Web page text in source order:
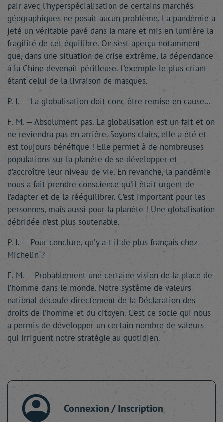
pair avec l’hyperspécialisation de certains marchés
géographiques ne posait aucun problème. La pandémie a
jeté un véritable pavé dans la mare et mis en lumière la
fragilité de cet équilibre. On s’est aperçu notamment
que, dans une situation de crise extrême, la dépendance
à la Chine devenait périlleuse. L’exemple le plus criant
étant celui de la livraison de masques.
P. I. — La globalisation doit donc être remise en cause…
F. M. — Absolument pas. La globalisation est un fait et on
ne reviendra pas en arrière. Soyons clairs, elle a été et
est toujours bénéfique ! Elle permet à de nombreuses
populations sur la planète de se développer et
d’accroître leur niveau de vie. En revanche, la pandémie
nous a fait prendre conscience qu’il était urgent de
l’adapter et de la rééquilibrer. C’est important pour les
personnes, mais aussi pour la planète ! Une globalisation
débridée n’est plus soutenable.
P. I. — Pour conclure, qu’y a-t-il de plus français chez
Michelin ?
F. M. — Probablement une certaine vision de la place de
l’homme dans le monde. Notre système de valeurs
national découle directement de la Déclaration des
droits de l’homme et du citoyen. C’est ce socle qui nous
a permis de développer un certain nombre de valeurs
qui irriguent notre stratégie au quotidien.
Connexion / Inscription